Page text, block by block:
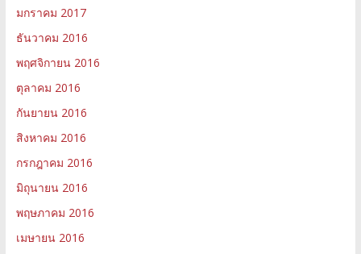
มกราคม 2017
ธันวาคม 2016
พฤศจิกายน 2016
ตุลาคม 2016
กันยายน 2016
สิงหาคม 2016
กรกฎาคม 2016
มิถุนายน 2016
พฤษภาคม 2016
เมษายน 2016